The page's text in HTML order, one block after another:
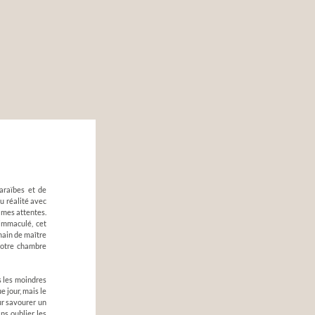
et de
réalité avec
attentes.
cet
de maître
chambre
les moindres
jour, mais le
savourer un